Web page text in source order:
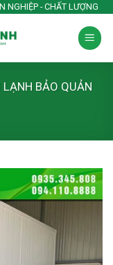
NGHIỆP - CHẤT LƯỢNG
LẠNH BẢO QUẢN